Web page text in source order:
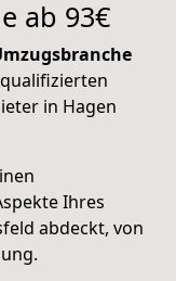
ab 93€
in Hagen
Ihres
abdeckt, von